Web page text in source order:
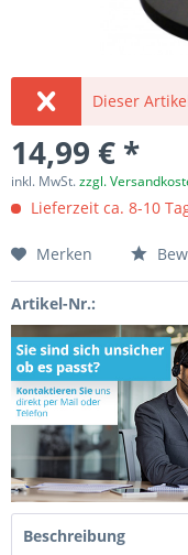
Dieser
14,99 € *
inkl. MwSt.zzgl.
Lieferzeit ca. 8-10
Merken
Artikel-Nr.:
Beschreibung